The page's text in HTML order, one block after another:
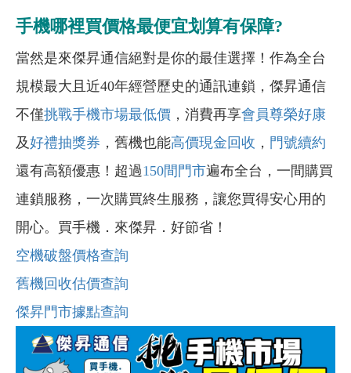
手機哪裡買價格最便宜划算有保障?
當然是來傑昇通信絕對是你的最佳選擇！作為全台
規模最大且近40年經營歷史的通訊連鎖，傑昇通信
不僅挑戰手機市場最低價 ，消費再享會員尊榮好康
及好禮抽獎券 ，舊機也能高價現金回收 ， 門號續約
還有高額優惠！超過150間門市遍布全台，一間購買
連鎖服務，一次購買終生服務，讓您買得安心用的
開心。買手機．來傑昇．好節省！
空機破盤價格查詢
舊機回收估價查詢
傑昇門市據點查詢